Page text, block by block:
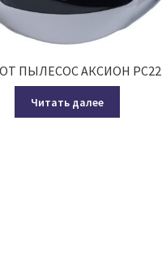
ПЫЛЕСОС АКСИОН РС22
Читать далее